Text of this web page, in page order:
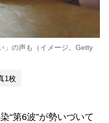
」の声も（イメージ。Getty
1枚
“第6波”が勢いづいて